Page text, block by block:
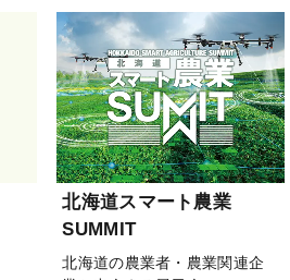
北海道スマート農業
SUMMIT
北海道の農業者・農業関連企